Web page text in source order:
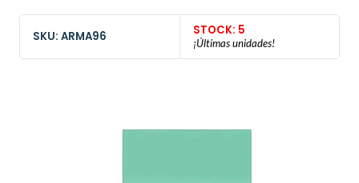
SKU: ARMA96 STOCK: 5
¡Últimas unidades!